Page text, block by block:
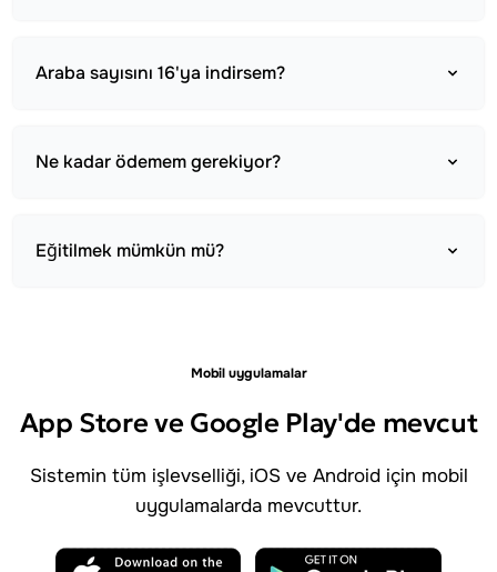
Araba sayısını 16'ya indirsem?
Ne kadar ödemem gerekiyor?
Eğitilmek mümkün mü?
Mobil uygulamalar
App Store ve Google Play'de mevcut
Sistemin tüm işlevselliği, iOS ve Android için mobil
uygulamalarda mevcuttur.